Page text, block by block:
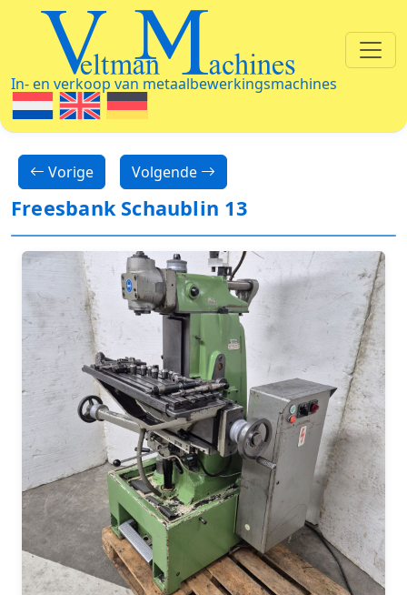
Veltman Machines
In- en verkoop van metaalbewerkingsmachines
Vorige Volgende
Freesbank Schaublin 13